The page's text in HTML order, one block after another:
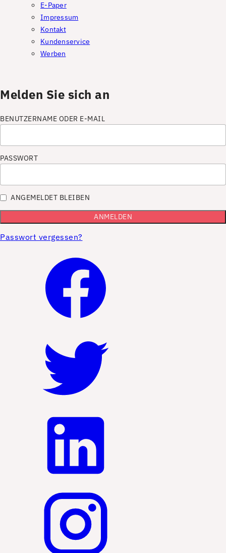
E-Paper
Impressum
Kontakt
Kundenservice
Werben
Melden Sie sich an
BENUTZERNAME ODER E-MAIL
PASSWORT
ANGEMELDET BLEIBEN
Passwort vergessen?